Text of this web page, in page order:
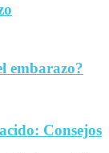
embarazo?
Consejos